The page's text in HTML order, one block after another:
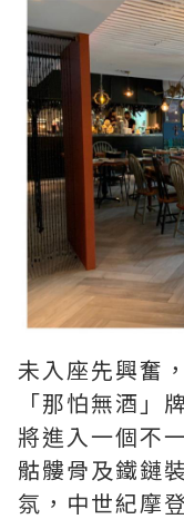
未入座先興奮
「那怕無酒」
將進入一個不
骷髏骨及鐵鏈
氛，中世紀摩